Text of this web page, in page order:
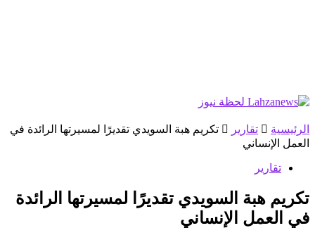
الرئيسية تقارير
تكريم هبة السويدي تقديرًا لمسيرتها الرائدة في
العمل الإنساني
تقارير
تكريم هبة السويدي تقديرًا لمسيرتها الرائدة
في العمل الإنساني